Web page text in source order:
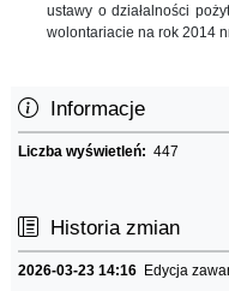
ustawy o działalności
wolontariacie na rok 2014
Informacje
Liczba wyświetleń: 447
Historia zmian
2026-03-23 14:16 Edycja